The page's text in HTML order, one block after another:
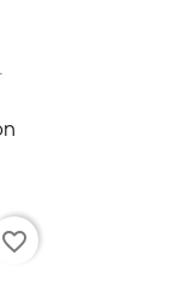
favorite_border